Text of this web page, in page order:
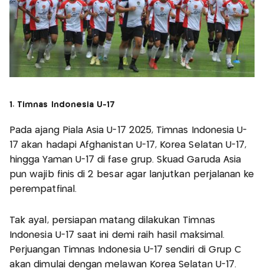
1. Timnas Indonesia U-17
Pada ajang Piala Asia U-17 2025, Timnas Indonesia U-
17 akan hadapi Afghanistan U-17, Korea Selatan U-17,
hingga Yaman U-17 di fase grup. Skuad Garuda Asia
pun wajib finis di 2 besar agar lanjutkan perjalanan ke
perempatfinal.
Tak ayal, persiapan matang dilakukan Timnas
Indonesia U-17 saat ini demi raih hasil maksimal.
Perjuangan Timnas Indonesia U-17 sendiri di Grup C
akan dimulai dengan melawan Korea Selatan U-17.